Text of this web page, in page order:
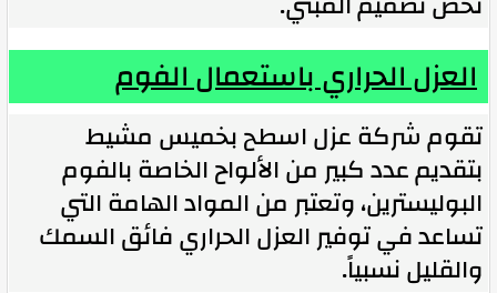
العزل الحراري باستعمال الفوم
تقوم شركة عزل اسطح بخميس مشيط
بتقديم عدد كبير من الألواح الخاصة بالفوم
البوليسترين، وتعتبر من المواد الهامة التي
تساعد في توفير العزل الحراري فائق السمك
والقليل نسبياً.